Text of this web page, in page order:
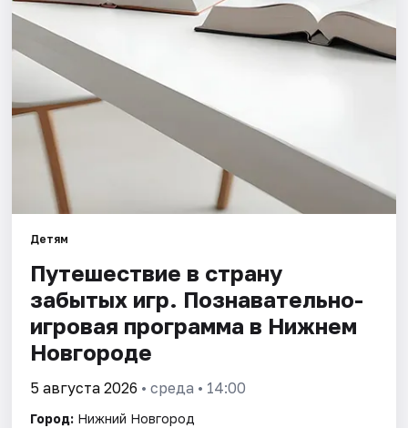
Артисты
Рейтинги
Детям
Путешествие в страну
забытых игр. Познавательно-
игровая программа в Нижнем
Новгороде
5 августа 2026 • среда • 14:00
Город: Нижний Новгород